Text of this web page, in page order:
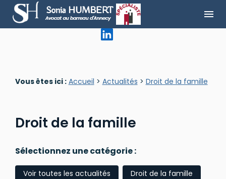
menu
Vous êtes ici : Accueil > Actualités > Droit de la famille
Droit de la famille
Sélectionnez une catégorie :
Voir toutes les actualités
Droit de la famille
Panneau de gestion des cookies